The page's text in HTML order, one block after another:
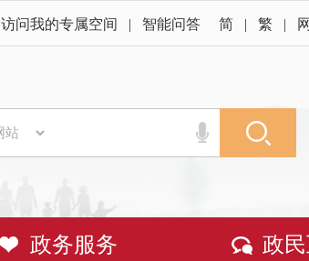
访问我的专属空间 | 智能问答 简 | 繁 |
政务服务 政